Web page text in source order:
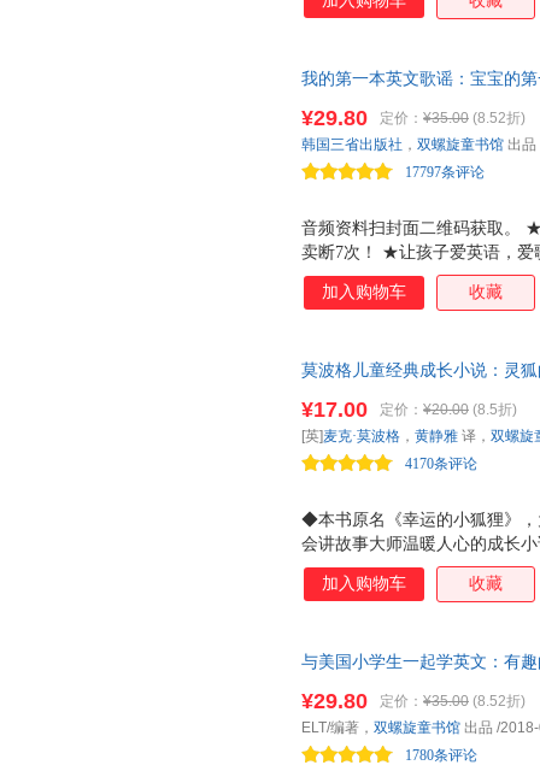
一二年级课本中选出的，有趣
大，孩子们只要看了短文就会
采用了小开本、文艺范的书封
孩子们在读书的过程中不会感
我的第一本英文歌谣：宝宝的
歌谣！儿童艺术教育家周合携
玲、台湾著名幼儿音乐人胡瑛
音频资料扫封面二维码获取。
卖断7次！ ★让孩子爱英语，
唱团 欢乐推荐，英语教育家孙
★精美插图，情景相融、欢乐
¥29.80 定价： ¥35.00 (8.52折)
17797条评论
韩国三省出版社 ， 双螺旋童书馆 出品
加入购物车 收藏
莫波格儿童经典成长小说：灵
童作家梅子涵、语文报小学版
情推荐)（双螺旋童书馆出品）
◆本书原名《幸运的小狐狸》
会讲故事大师温暖人心的成长
小一直看到大的书 ★英国*报纸
馨推荐 ★畅销百万的英国儿童
文报 小学版》主编阎银夫、北
会清楚，*好读什么书，什么故
的气息只给世界干净，闪动的
慰。麦克们的
¥17.00 定价： ¥20.00 (8.5折)
4170条评论
[英]麦克·莫波格 ， 黄静雅 译， 双螺旋
加入购物车 收藏
与美国小学生一起学英文：有
然会爱上英语。每周5天、每天
学生一样学英语！新东方名师
¥29.80 定价： ¥35.00 (8.52折)
1780条评论
ELT/编著， 双螺旋童书馆 出品 /